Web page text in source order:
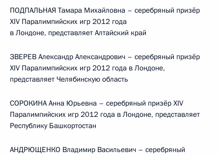
ПОДПАЛЬНАЯ Тамара Михайловна – серебряный призёр
XIV Паралимпийских игр 2012 года
в Лондоне, представляет Алтайский край
ЗВЕРЕВ Александр Александрович – серебряный призёр
XIV Паралимпийских игр 2012 года в Лондоне,
представляет Челябинскую область
СОРОКИНА Анна Юрьевна – серебряный призёр XIV
Паралимпийских игр 2012 года в Лондоне, представляет
Республику Башкортостан
АНДРЮЩЕНКО Владимир Васильевич – серебряный